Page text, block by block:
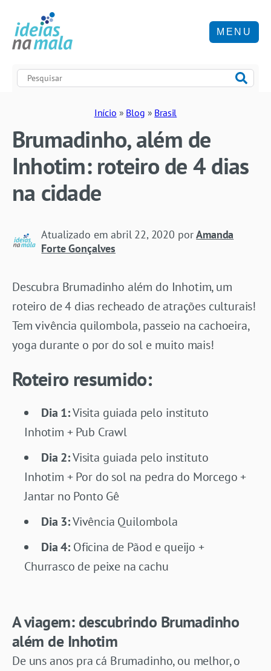
MENU
Início » Blog » Brasil
Brumadinho, além de
Inhotim: roteiro de 4 dias
na cidade
Atualizado emabril 22, 2020 porAmanda
Forte Gonçalves
Descubra Brumadinho além do Inhotim, um
roteiro de 4 dias recheado de atrações culturais!
Tem vivência quilombola, passeio na cachoeira,
yoga durante o por do sol e muito mais!
Roteiro resumido:
Dia 1:Visita guiada pelo instituto
Inhotim + Pub Crawl
Dia 2:Visita guiada pelo instituto
Inhotim + Por do sol na pedra do Morcego +
Jantar no Ponto Gê
Dia 3:Vivência Quilombola
Dia 4: Oficina de Pãod e queijo +
Churrasco de peixe na cachu
A viagem: descubrindo Brumadinho
além de Inhotim
De uns anos pra cá Brumadinho, ou melhor, o